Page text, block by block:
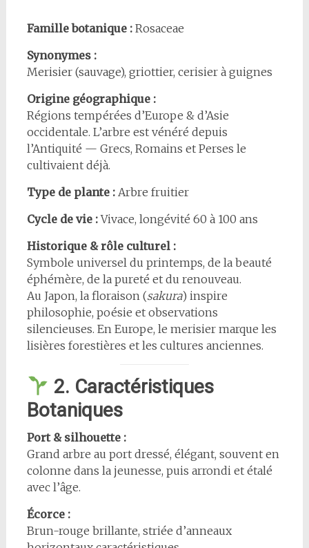
Famille botanique :Rosaceae
Synonymes :
Merisier (sauvage), griottier, cerisier à guignes
Origine géographique :
Régions tempérées d’Europe & d’Asie
occidentale. L’arbre est vénéré depuis
l’Antiquité — Grecs, Romains et Perses le
cultivaient déjà.
Type de plante :Arbre fruitier
Cycle de vie :Vivace, longévité 60 à 100 ans
Historique & rôle culturel :
Symbole universel du printemps, de la beauté
éphémère, de la pureté et du renouveau.
Au Japon, la floraison (sakura) inspire
philosophie, poésie et observations
silencieuses. En Europe, le merisier marque les
lisières forestières et les cultures anciennes.
2. Caractéristiques
Botaniques
Port & silhouette :
Grand arbre au port dressé, élégant, souvent en
colonne dans la jeunesse, puis arrondi et étalé
avec l’âge.
Écorce :
Brun-rouge brillante, striée d’anneaux